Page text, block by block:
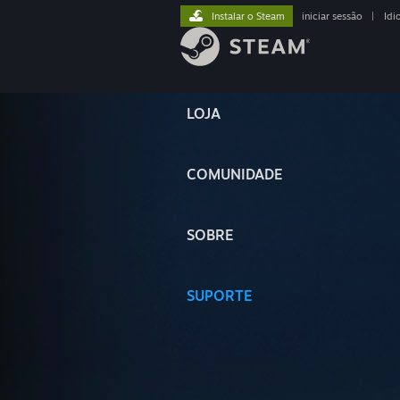
LOJA
COMUNIDADE
SOBRE
SUPORTE
Instalar o Steam iniciar sessão